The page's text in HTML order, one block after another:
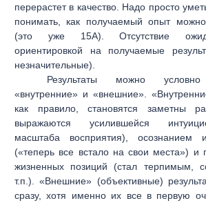
перерастет в качество. Надо просто
понимать, как получаемый опыт можно
(это уже 15А). Отсутствие
ориентировкой на получаемые
незначительные).
Результаты можно
«внутренние» и «внешние».
как правило, становятся заметны
выражаются усилившейся
масштаба восприятия), осознанием
(«теперь все встало на свои места») и
жизненных позиций (стал терпимым,
т.п.). «Внешние» (объективные)
сразу, хотя именно их все в первую